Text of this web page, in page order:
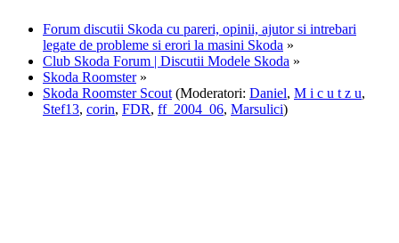
Forum discutii Skoda cu pareri, opinii, ajutor si intrebari
legate de probleme si erori la masini Skoda »
Club Skoda Forum | Discutii Modele Skoda »
Skoda Roomster»
Skoda Roomster Scout (Moderatori: Daniel, M i c u t z u,
Stef13, corin, FDR, ff_2004_06, Marsulici)